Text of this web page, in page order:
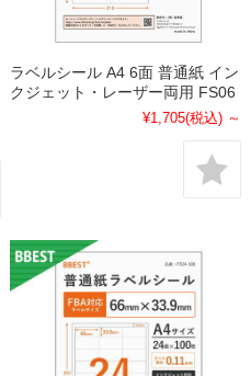
ラベルシール A4 6面 普通紙 イン
クジェット・レーザー両用 FS06
¥1,705(税込) ～